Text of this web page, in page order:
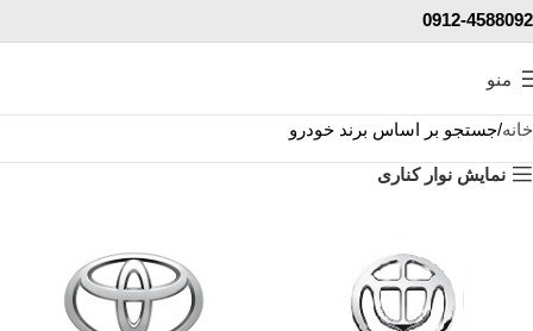
0912-4588092
منو
خانه جستجو بر اساس برند خودرو
نمایش نوار کناری